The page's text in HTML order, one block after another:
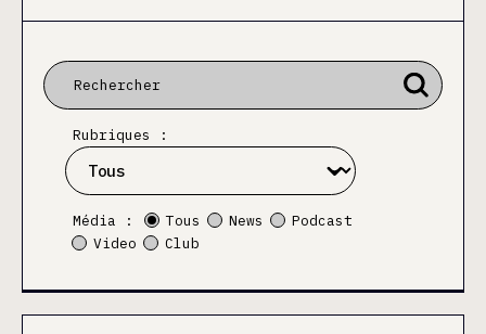
Rubriques :
Média : Tous News
Podcast
Video
Club